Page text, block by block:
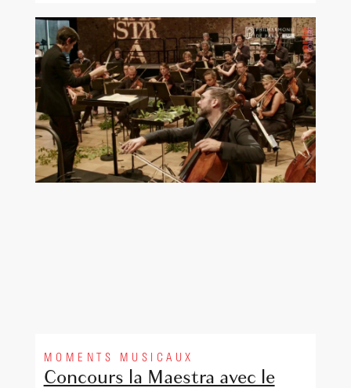
MOMENTS MUSICAUX
Concours la Maestra avec le